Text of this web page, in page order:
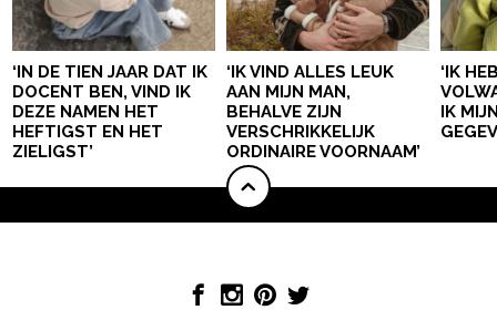
‘IN DE TIEN JAAR DAT IK
DOCENT BEN, VIND IK
DEZE NAMEN HET
HEFTIGST EN HET
ZIELIGST’
‘IK VIND ALLES LEUK
AAN MIJN MAN,
BEHALVE ZIJN
VERSCHRIKKELIJK
ORDINAIRE VOORNAAM’
‘IK
IK